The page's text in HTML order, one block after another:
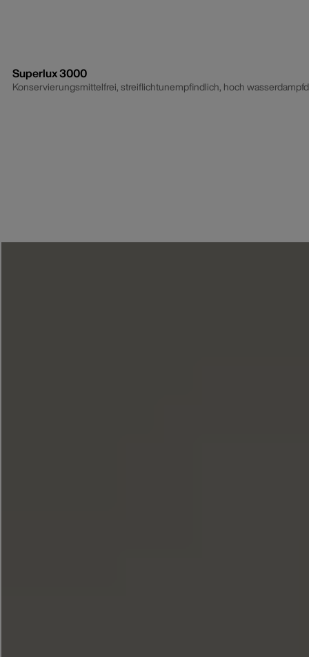
Superlux 3000
Konservierungsmittelfrei, streiflichtunempfindlich, hoch